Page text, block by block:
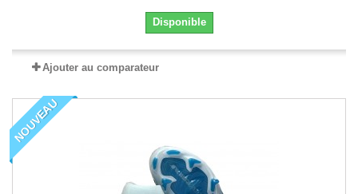
Disponible
Ajouter au comparateur
NOUVEAU